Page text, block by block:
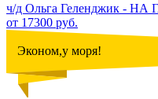
ч/д Ольга Геленджик -
от 17300 руб.
Эконом,у моря!